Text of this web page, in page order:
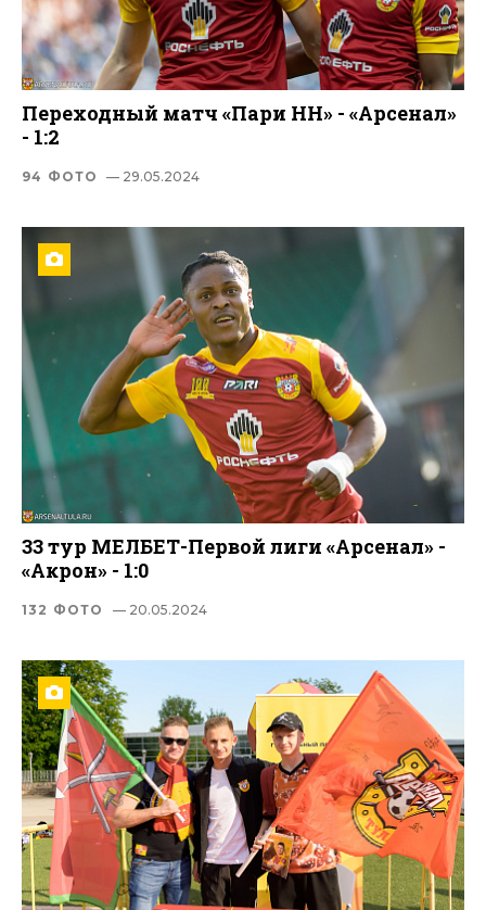
Переходный матч «Пари НН» - «Арсенал»
- 1:2
94 ФОТО — 29.05.2024
33 тур МЕЛБЕТ-Первой лиги «Арсенал» -
«Акрон» - 1:0
132 ФОТО — 20.05.2024